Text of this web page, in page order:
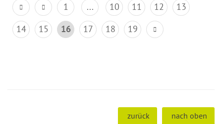
1 ... 10 11 12
13
14
15 16 17 18 19
zurück nach oben